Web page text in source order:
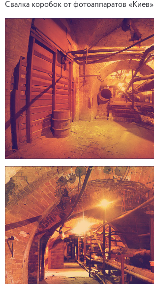
Свалка коробок от фотоаппаратов «Киев»